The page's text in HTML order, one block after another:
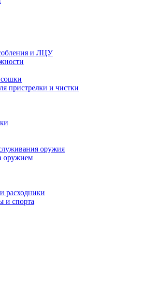
и ЛЦУ
пристрелки и чистки
оружия
оружием
расходники
и спорта